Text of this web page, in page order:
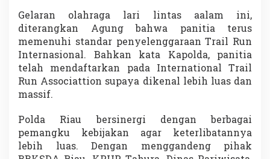
Gelaran olahraga lari lintas aalam ini,
diterangkan Agung bahwa panitia terus
memenuhi standar penyelenggaraan Trail Run
Internasional. Bahkan kata Kapolda, panitia
telah mendaftarkan pada International Trail
Run Associattion supaya dikenal lebih luas dan
massif.
Polda Riau bersinergi dengan berbagai
pemangku kebijakan agar keterlibatannya
lebih luas. Dengan menggandeng pihak